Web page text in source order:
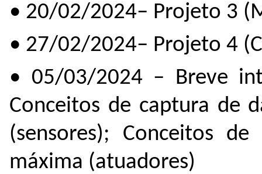
• 20/02/2024– Projeto 3
• 27/02/2024– Projeto 4
• 05/03/2024 – Breve
Conceitos de captura de
(sensores); Conceitos
máxima (atuadores)